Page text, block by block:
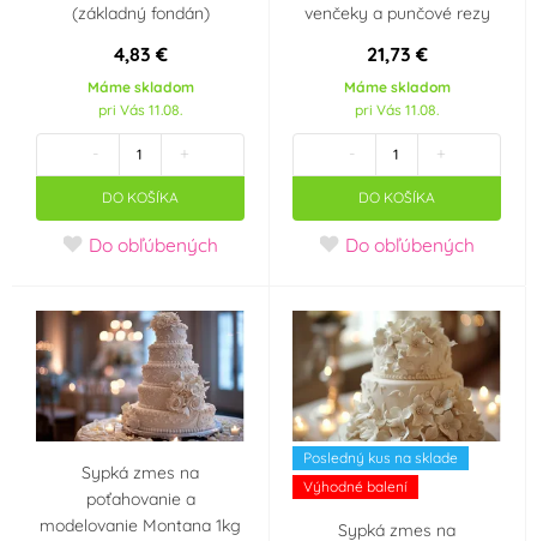
(1)
Modrozelená
(tyrkys) (1)
Oranžová (4)
Růžová (11) Slonová kost (2)
Šedá (2) Tělová (2)
Materiál
Cukrová hmota (0) Marcipán (1)
Výrobce deklaruje
Ano (0) E171 Free
(základný fondán)
4,83 €
Máme skladom
pri Vás 11.08.
- +
DO KOŠÍKA
Do obľúbených
venčeky a punčové rezy
21,73 €
Máme skladom
pri Vás 11.08.
- +
DO KOŠÍKA
Do obľúbených
Sypká zmes na
poťahovanie a
modelovanie Montana 1kg
Posledný kus na sklade
Výhodné balení
Sypká zmes na